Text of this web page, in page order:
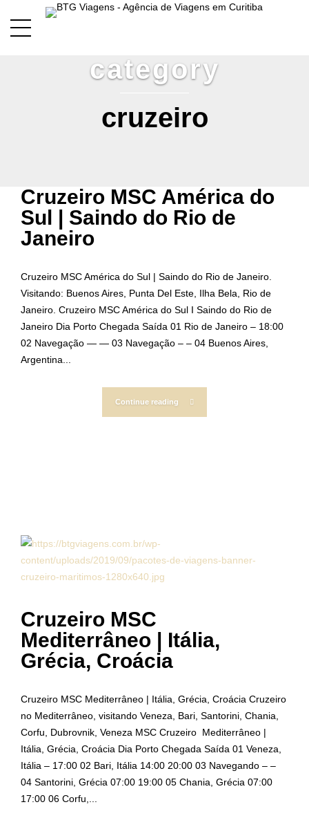
category
cruzeiro
Cruzeiro MSC América do
Sul | Saindo do Rio de
Janeiro
Cruzeiro MSC América do Sul | Saindo do Rio de Janeiro.
Visitando: Buenos Aires, Punta Del Este, Ilha Bela, Rio de
Janeiro. Cruzeiro MSC América do Sul I Saindo do Rio de
Janeiro Dia Porto Chegada Saída 01 Rio de Janeiro – 18:00
02 Navegação — — 03 Navegação – – 04 Buenos Aires,
Argentina...
Continue reading
Cruzeiro MSC
Mediterrâneo | Itália,
Grécia, Croácia
Cruzeiro MSC Mediterrâneo | Itália, Grécia, Croácia Cruzeiro
no Mediterrâneo, visitando Veneza, Bari, Santorini, Chania,
Corfu, Dubrovnik, Veneza MSC Cruzeiro Mediterrâneo |
Itália, Grécia, Croácia Dia Porto Chegada Saída 01 Veneza,
Itália – 17:00 02 Bari, Itália 14:00 20:00 03 Navegando – –
04 Santorini, Grécia 07:00 19:00 05 Chania, Grécia 07:00
17:00 06 Corfu,...